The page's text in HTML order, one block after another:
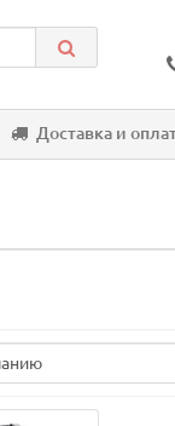
Доставка и